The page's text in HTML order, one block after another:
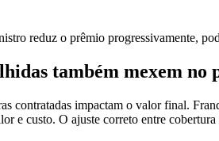
reduz o prêmio progressivamente,
também mexem no
contratadas impactam o valor final.
e custo. O ajuste correto entre